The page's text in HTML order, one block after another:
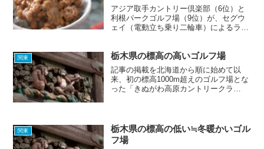
アジア取手カントリー倶楽部（6位）と
利根パークゴルフ場（9位）が、セグウ
ェイ（電動立ち乗り二輪車）によるラウ
たを待っている！？⇒ セグウェイ｜アジ
ア取手カントリー倶楽部...
関東 栃木県の標高の高いゴルフ場
記事の掲載を北海道から順に始めて以
来、初の標高1000m超えのゴルフ場とな
った「きぬがわ高原カントリークラ
の暑さを逃れ、楽しくゴルフを満...
関東
栃木県の標高の低い≒冬暖かいゴル
フ場